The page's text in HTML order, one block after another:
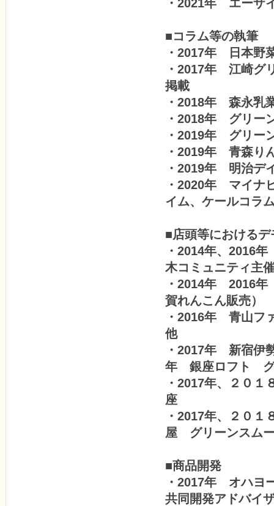
・2021年 エー
■コラム等の執筆
・2017年 日本野
・2017年 江崎グ
掲載
・2018年 森永乳
・2018年 グリー
・2019年 グリー
・2019年 青森り
・2019年 明治デ
・2020年 マイナ
イム、ケールコラ
■店頭等における
・2014年、2016
木コミュニティ主
・2014年 2016
賀れんこん販売）
・2016年 青山フ
他
・2017年 新宿伊
年 銀座ロフト グ
・2017年、２０
座
・2017年、２０
屋 グリーンスム
■商品開発
・2017年 オハヨ
共同開発アドバイ